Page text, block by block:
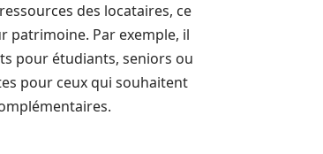
des locataires, ce
patrimoine. Par exemple, il
pour étudiants, seniors ou
pour ceux qui souhaitent